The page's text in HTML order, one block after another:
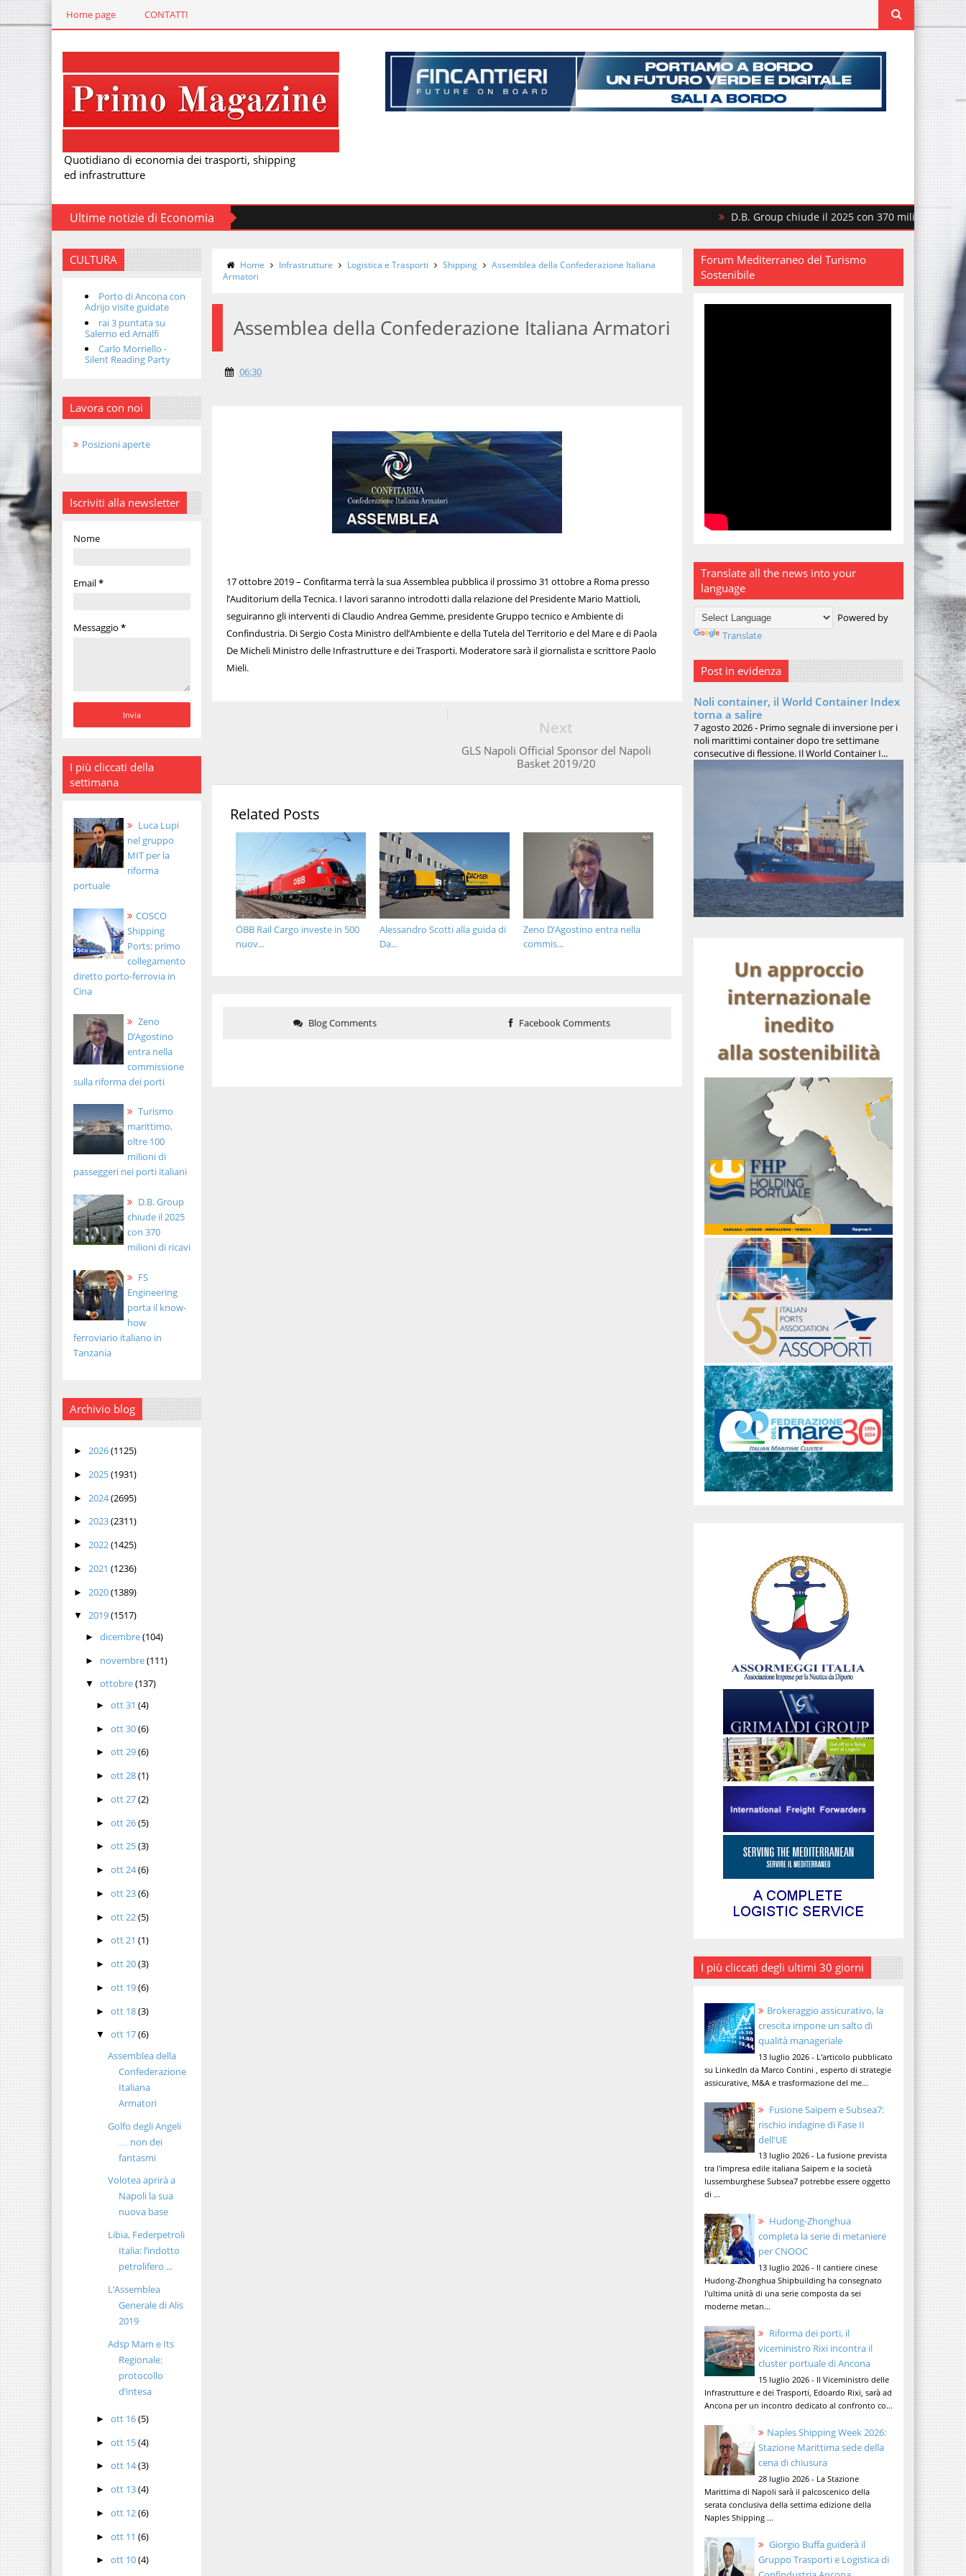
Home page CONTATTI
Quotidiano di economia dei trasporti, shipping
ed infrastrutture
Ultime notizie di Economia D.B. Group chiude il 2025 con 370 milioni di ricavi
CULTURA
Porto di Ancona con
Adrijo visite guidate
rai 3 puntata su
Salerno ed Amalfi
Carlo Morriello -
Silent Reading Party
Lavora con noi
Posizioni aperte
Iscriviti alla newsletter
Nome
Email*
Messaggio *
I più cliccati della
settimana
Luca Lupi
nel gruppo
MIT per la
riforma
portuale
COSCO
Shipping
Ports: primo
collegamento
diretto porto-ferrovia in
Cina
Zeno
D’Agostino
entra nella
commissione
sulla riforma dei porti
Turismo
marittimo,
oltre 100
milioni di
passeggeri nei porti italiani
D.B. Group
chiude il 2025
con 370
milioni di ricavi
FS
Engineering
porta il know-
how
ferroviario italiano in
Tanzania
Archivio blog
► 2026(1125)
► 2025(1931)
► 2024(2695)
► 2023(2311)
► 2022(1425)
► 2021 (1236)
► 2020(1389)
▼ 2019(1517)
► dicembre(104)
► novembre(111)
▼ ottobre(137)
►ott 31(4)
►ott 30(6)
►ott 29(6)
►ott 28(1)
►ott 27(2)
►ott 26(5)
►ott 25(3)
►ott 24(6)
►ott 23(6)
►ott 22(5)
►ott 21(1)
►ott 20(3)
►ott 19(6)
►ott 18(3)
▼ott 17(6)
Assemblea della
Confederazione
Italiana
Armatori
Golfo degli Angeli
… non dei
fantasmi
Volotea aprirà a
Napoli la sua
nuova base
Libia, Federpetroli
Italia: l’indotto
petrolifero ...
L’Assemblea
Generale di Alis
2019
Adsp Mam e Its
Regionale:
protocollo
d’intesa
►ott 16(5)
►ott 15(4)
►ott 14(3)
►ott 13(4)
►ott 12(6)
►ott 11(6)
►ott 10(4)
Home Infrastrutture Logistica e Trasporti Shipping
Assemblea della Confederazione Italiana
Armatori
Assemblea della Confederazione Italiana Armatori
06:30
17 ottobre 2019 – Confitarma terrà la sua Assemblea pubblica il prossimo 31 ottobre a Roma presso
l’Auditorium della Tecnica. I lavori saranno introdotti dalla relazione del Presidente Mario Mattioli,
seguiranno gli interventi di Claudio Andrea Gemme, presidente Gruppo tecnico e Ambiente di
Confindustria. Di Sergio Costa Ministro dell’Ambiente e della Tutela del Territorio e del Mare e di Paola
De Micheli Ministro delle Infrastrutture e dei Trasporti. Moderatore sarà il giornalista e scrittore Paolo
Mieli.
Next
GLS Napoli Official Sponsor del Napoli
Basket 2019/20
Related Posts
Zeno D’Agostino entra nella
commis...
Alessandro Scotti alla guida di
Da...
ÖBB Rail Cargo investe in 500
nuov...
Blog Comments Facebook Comments
Forum Mediterraneo del Turismo
Sostenibile
Translate all the news into your
language
Powered by
Translate
Post in evidenza
Noli container, il World Container Index
torna a salire
7 agosto 2026 - Primo segnale di inversione per i
noli marittimi container dopo tre settimane
consecutive di flessione. Il World Container I...
I più cliccati degli ultimi 30 giorni
Brokeraggio assicurativo, la
crescita impone un salto di
qualità manageriale
13 luglio 2026 - L'articolo pubblicato
su LinkedIn da Marco Contini , esperto di strategie
assicurative, M&A e trasformazione del me...
Fusione Saipem e Subsea7:
rischio indagine di Fase II
dell'UE
13 luglio 2026 - La fusione prevista
tra l'impresa edile italiana Saipem e la società
lussemburghese Subsea7 potrebbe essere oggetto
di ...
Hudong-Zhonghua
completa la serie di metaniere
per CNOOC
13 luglio 2026 - Il cantiere cinese
Hudong-Zhonghua Shipbuilding ha consegnato
l'ultima unità di una serie composta da sei
moderne metan...
Riforma dei porti, il
viceministro Rixi incontra il
cluster portuale di Ancona
15 luglio 2026 - Il Viceministro delle
Infrastrutture e dei Trasporti, Edoardo Rixi, sarà ad
Ancona per un incontro dedicato al confronto co...
Naples Shipping Week 2026:
Stazione Marittima sede della
cena di chiusura
28 luglio 2026 - La Stazione
Marittima di Napoli sarà il palcoscenico della
serata conclusiva della settima edizione della
Naples Shipping ...
Giorgio Buffa guiderà il
Gruppo Trasporti e Logistica di